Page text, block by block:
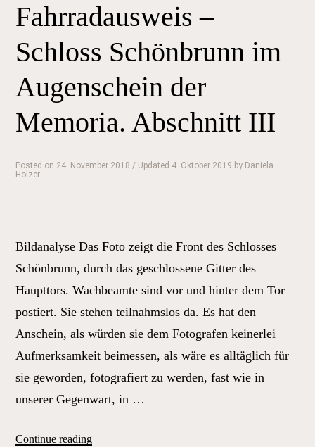
im
Augenschein
der
Memoria.
Abschnitt
V“
Fahrradausweis –
Schloss Schönbrunn im
Augenschein der
Memoria. Abschnitt III
Posted on 24. November 2018 / Updated 4. Oktober 2019 by Daniela
Holzer
Bildanalyse Das Foto zeigt die Front des Schlosses
Schönbrunn, durch das geschlossene Gitter des
Haupttors. Wachbeamte sind vor und hinter dem Tor
postiert. Sie stehen teilnahmslos da. Es hat den
Anschein, als würden sie dem Fotografen keinerlei
Aufmerksamkeit beimessen, als wäre es alltäglich für
sie geworden, fotografiert zu werden, fast wie in
unserer Gegenwart, in …
Continue reading„Nicht